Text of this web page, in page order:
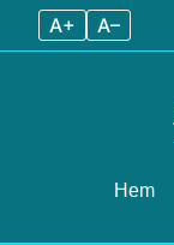
A+ A–
Hem